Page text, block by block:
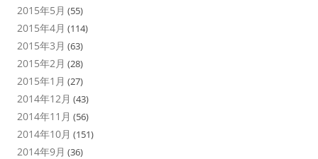
2015年5月 (55)
2015年4月 (114)
2015年3月 (63)
2015年2月 (28)
2015年1月 (27)
2014年12月 (43)
2014年11月 (56)
2014年10月 (151)
2014年9月 (36)